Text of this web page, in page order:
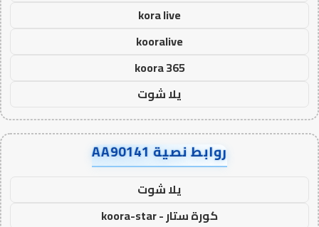
kora live
kooralive
koora 365
يلا شوت
روابط نصية AA90141
يلا شوت
كورة ستار - koora-star